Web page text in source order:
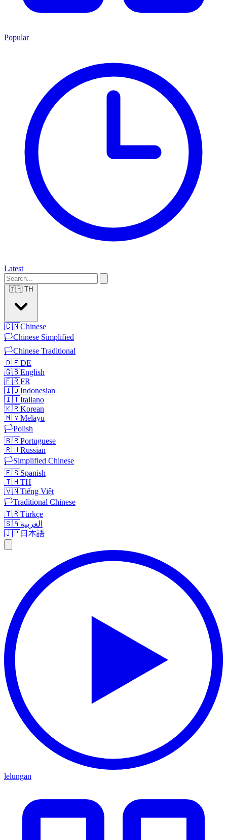
Popular
Latest
🇹🇭 TH
🇨🇳Chinese
🏳️Chinese Simplified
🏳️Chinese Traditional
🇩🇪DE
🇬🇧English
🇫🇷FR
🇮🇩Indonesian
🇮🇹Italiano
🇰🇷Korean
🇲🇾Melayu
🏳️Polish
🇧🇷Portuguese
🇷🇺Russian
🏳️Simplified Chinese
🇪🇸Spanish
🇹🇭TH
🇻🇳Tiếng Việt
🏳️Traditional Chinese
🇹🇷Türkçe
🇸🇦العربية
🇯🇵日本語
lelungan